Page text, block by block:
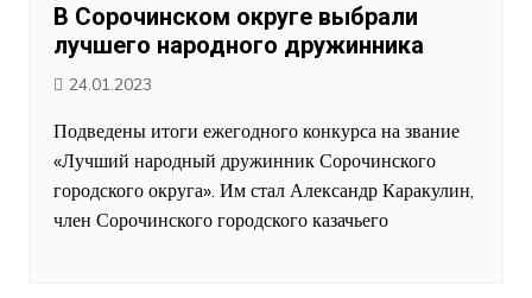
В Сорочинском округе выбрали
лучшего народного дружинника
24.01.2023
Подведены итоги ежегодного конкурса на звание
«Лучший народный дружинник Сорочинского
городского округа». Им стал Александр Каракулин,
член Сорочинского городского казачьего